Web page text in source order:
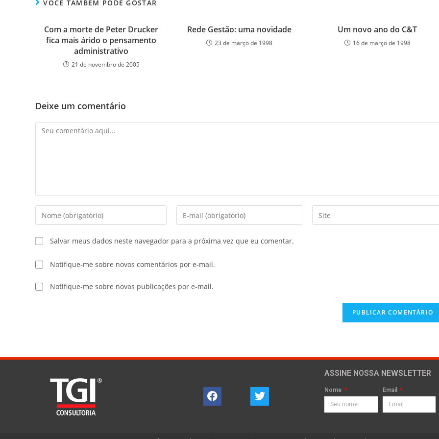
VOCÊ TAMBÉM PODE GOSTAR
Com a morte de Peter Drucker
fica mais árido o pensamento
administrativo
21 de novembro de 2005
Rede Gestão: uma novidade
23 de março de 1998
Um novo ano do C&T
16 de março de 1998
Deixe um comentário
Salvar meus dados neste navegador para a próxima vez que eu comentar.
Notifique-me sobre novos comentários por e-mail.
Notifique-me sobre novas publicações por e-mail.
ASSINE NOSSA NEWSLETTER
Nome Email